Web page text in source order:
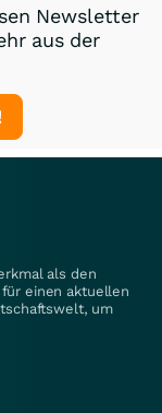
Newsletter
aus der
als den
einen aktuellen
um